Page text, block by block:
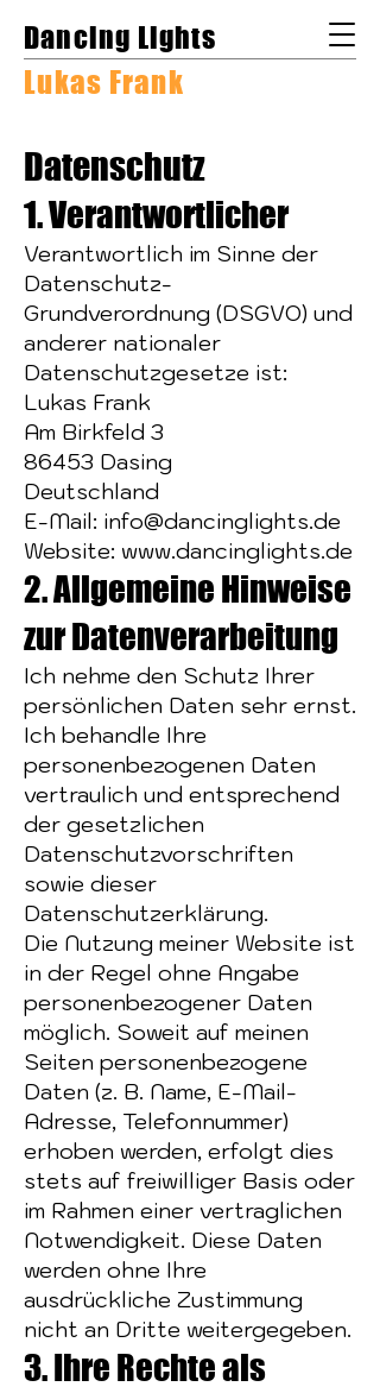
Dancing Lights
Lukas Frank
Datenschutz
1. Verantwortlicher
Verantwortlich im Sinne der
Datenschutz-
Grundverordnung (DSGVO) und
anderer nationaler
Datenschutzgesetze ist:
Lukas Frank
Am Birkfeld 3
86453 Dasing
Deutschland
E-Mail: info@dancinglights.de
Website: www.dancinglights.de
2. Allgemeine Hinweise
zur Datenverarbeitung
Ich nehme den Schutz Ihrer
persönlichen Daten sehr ernst.
Ich behandle Ihre
personenbezogenen Daten
vertraulich und entsprechend
der gesetzlichen
Datenschutzvorschriften
sowie dieser
Datenschutzerklärung.
Die Nutzung meiner Website ist
in der Regel ohne Angabe
personenbezogener Daten
möglich. Soweit auf meinen
Seiten personenbezogene
Daten (z. B. Name, E-Mail-
Adresse, Telefonnummer)
erhoben werden, erfolgt dies
stets auf freiwilliger Basis oder
im Rahmen einer vertraglichen
Notwendigkeit. Diese Daten
werden ohne Ihre
ausdrückliche Zustimmung
nicht an Dritte weitergegeben.
3. Ihre Rechte als